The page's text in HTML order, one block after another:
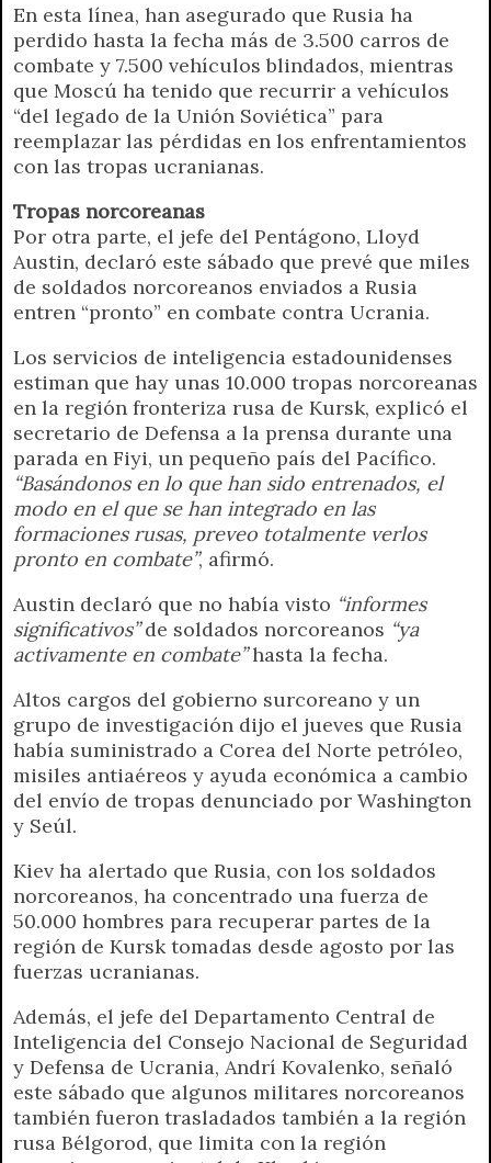
En esta línea, han asegurado que Rusia ha
perdido hasta la fecha más de 3.500 carros de
combate y 7.500 vehículos blindados, mientras
que Moscú ha tenido que recurrir a vehículos
“del legado de la Unión Soviética” para
reemplazar las pérdidas en los enfrentamientos
con las tropas ucranianas.
Tropas norcoreanas
Por otra parte, el jefe del Pentágono, Lloyd
Austin, declaró este sábado que prevé que miles
de soldados norcoreanos enviados a Rusia
entren “pronto” en combate contra Ucrania.
Los servicios de inteligencia estadounidenses
estiman que hay unas 10.000 tropas norcoreanas
en la región fronteriza rusa de Kursk, explicó el
secretario de Defensa a la prensa durante una
parada en Fiyi, un pequeño país del Pacífico.
“Basándonos en lo que han sido entrenados, el
modo en el que se han integrado en las
formaciones rusas, preveo totalmente verlos
pronto en combate”, afirmó.
Austin declaró que no había visto “informes
significativos”de soldados norcoreanos “ya
activamente en combate”hasta la fecha.
Altos cargos del gobierno surcoreano y un
grupo de investigación dijo el jueves que Rusia
había suministrado a Corea del Norte petróleo,
misiles antiaéreos y ayuda económica a cambio
del envío de tropas denunciado por Washington
y Seúl.
Kiev ha alertado que Rusia, con los soldados
norcoreanos, ha concentrado una fuerza de
50.000 hombres para recuperar partes de la
región de Kursk tomadas desde agosto por las
fuerzas ucranianas.
Además, el jefe del Departamento Central de
Inteligencia del Consejo Nacional de Seguridad
y Defensa de Ucrania, Andrí Kovalenko, señaló
este sábado que algunos militares norcoreanos
también fueron trasladados también a la región
rusa Bélgorod, que limita con la región